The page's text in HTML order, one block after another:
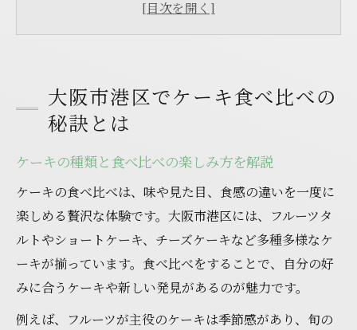
お得なケーキ食べ比べにおすすめのタイミ
ング
話題のケーキを大阪市港区で満喫する方法
話題のケーキを最大限楽しむ選び方を紹介
大阪市港区の新作ケーキ情報を効率よく集
める
テレビやSNSで話題のケーキ屋活用術
ケーキで話題店の味を比較する体験談
大阪市港区でケーキ食べ比べの
秘訣とは
ケーキの種類と食べ比べの楽しみ方を解説
ケーキの食べ比べは、味や見た目、食感の違いを一度に
楽しめる贅沢な体験です。大阪市港区には、フルーツタ
ルトやショートケーキ、チーズケーキなど多種多様なケ
ーキが揃っています。食べ比べをすることで、自分の好
みに合うケーキや新しい発見があるのが魅力です。
例えば、フルーツが主役のケーキは季節感があり、旬の